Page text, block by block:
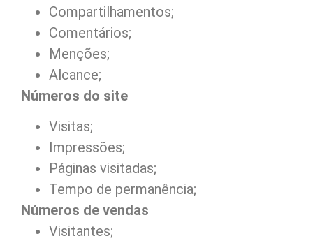
Compartilhamentos;
Comentários;
Menções;
Alcance;
Números do site
Visitas;
Impressões;
Páginas visitadas;
Tempo de permanência;
Números de vendas
Visitantes;